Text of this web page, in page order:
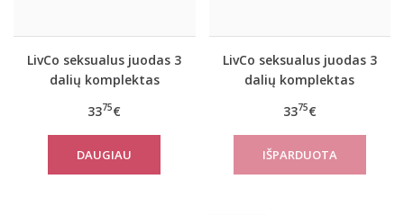
LivCo seksualus juodas 3
dalių komplektas
3375€
DAUGIAU
LivCo seksualus juodas 3
dalių komplektas
3375€